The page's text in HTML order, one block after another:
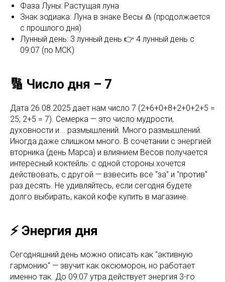
Фаза Луны: Растущая луна
Знак зодиака: Луна в знаке Весы ♎ (продолжается
с прошлого дня)
Лунный день: 3 лунный день 👉 4 лунный день c
09:07 (по МСК)
🔢 Число дня – 7
Дата 26.08.2025 дает нам число 7 (2+6+0+8+2+0+2+5 =
25; 2+5 = 7). Семерка — это число мудрости,
духовности и... размышлений. Много размышлений.
Иногда даже слишком много. В сочетании с энергией
вторника (день Марса) и влиянием Весов получается
интересный коктейль: с одной стороны хочется
действовать, с другой — взвесить все "за" и "против"
раз десять. Не удивляйтесь, если сегодня будете
долго выбирать, какой кофе купить в магазине.
⚡️ Энергия дня
Сегодняшний день можно описать как "активную
гармонию" — звучит как оксюморон, но работает
именно так. До 09:07 утра действует энергия 3-го